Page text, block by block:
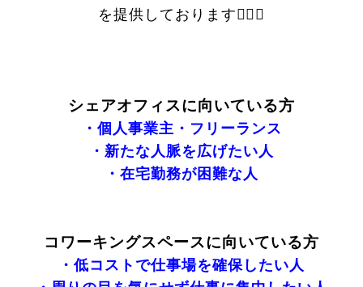
を提供しております💁‍♀️✨
シェアオフィスに向いている方
・個人事業主・フリーランス
・新たな人脈を広げたい人
・在宅勤務が困難な人
コワーキングスペースに向いている方
・低コストで仕事場を確保したい人